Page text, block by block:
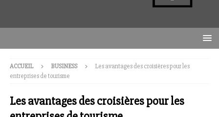
ACCUEIL BUSINESS
Les avantages des croisières pour les
entreprises de tourisme
Les avantages des croisières pour les